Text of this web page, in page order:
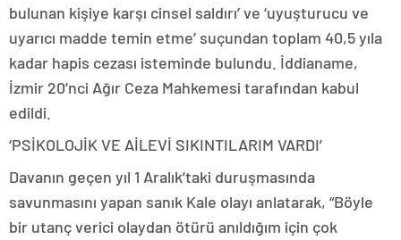
bulunan kişiye karşı cinsel saldırı’ ve ‘uyuşturucu ve
uyarıcı madde temin etme’ suçundan toplam 40,5 yıla
kadar hapis cezası isteminde bulundu. İddianame,
İzmir 20’nci Ağır Ceza Mahkemesi tarafından kabul
edildi.
‘PSİKOLOJİK VE AİLEVİ SIKINTILARIM VARDI’
Davanın geçen yıl 1 Aralık’taki duruşmasında
savunmasını yapan sanık Kale olayı anlatarak, “Böyle
bir utanç verici olaydan ötürü anıldığım için çok